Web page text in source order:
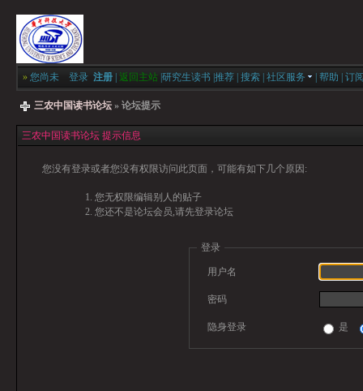
» 您尚未 登录 注册 返回主站 研究生读书 推荐 搜索 社区服务 帮助 订
三农中国读书论坛 » 论坛提示
三农中国读书论坛 提示信息
您没有登录或者您没有权限访问此页面，可能有如下几个原因:
您无权限编辑别人的贴子
您还不是论坛会员,请先登录论坛
登录
用户名
密码
隐身登录 是